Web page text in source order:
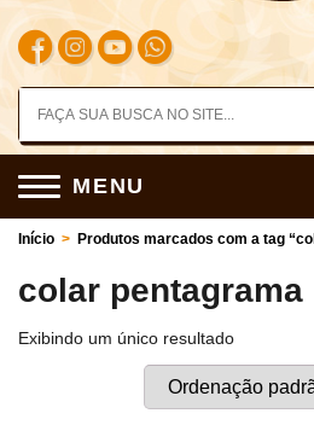
MENU
Início > Produtos marcados com a tag
colar pentagrama
Exibindo um único resultado